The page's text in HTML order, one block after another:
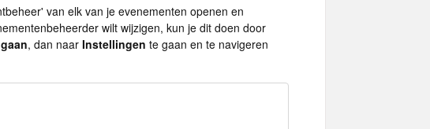
van elk van je evenementen openen en
wilt wijzigen, kun je dit doen door
, dan naar Instellingen te gaan en te navigeren